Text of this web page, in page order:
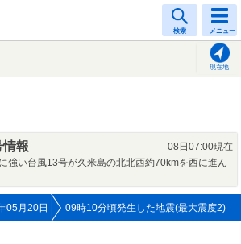
検索 メニュー
現在地
情報
08日07:00現在
強い台風13号が久米島の北北西約70kmを西に進ん
05月20日 09時10分頃発生した地震(最大震度2)